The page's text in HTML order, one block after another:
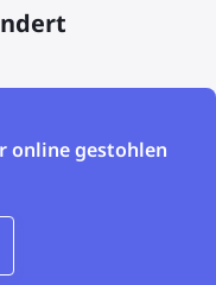
online gestohlen